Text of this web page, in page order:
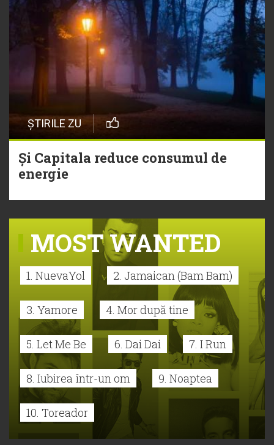
ȘTIRILE ZU
Și Capitala reduce consumul de
energie
MOST WANTED
1. NuevaYol 2. Jamaican (Bam Bam)
3. Yamore 4. Mor după tine
5. Let Me Be 6. Dai Dai 7. I Run
8. Iubirea într-un om 9. Noaptea
10. Toreador